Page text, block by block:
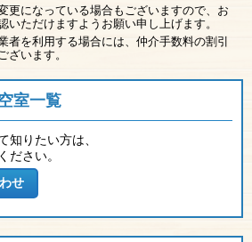
更になっている場合もございますので、お
いただけますようお願い申し上げます。
者を利用する場合には、仲介手数料の割引
ざいます。
室一覧
知りたい方は、
ださい。